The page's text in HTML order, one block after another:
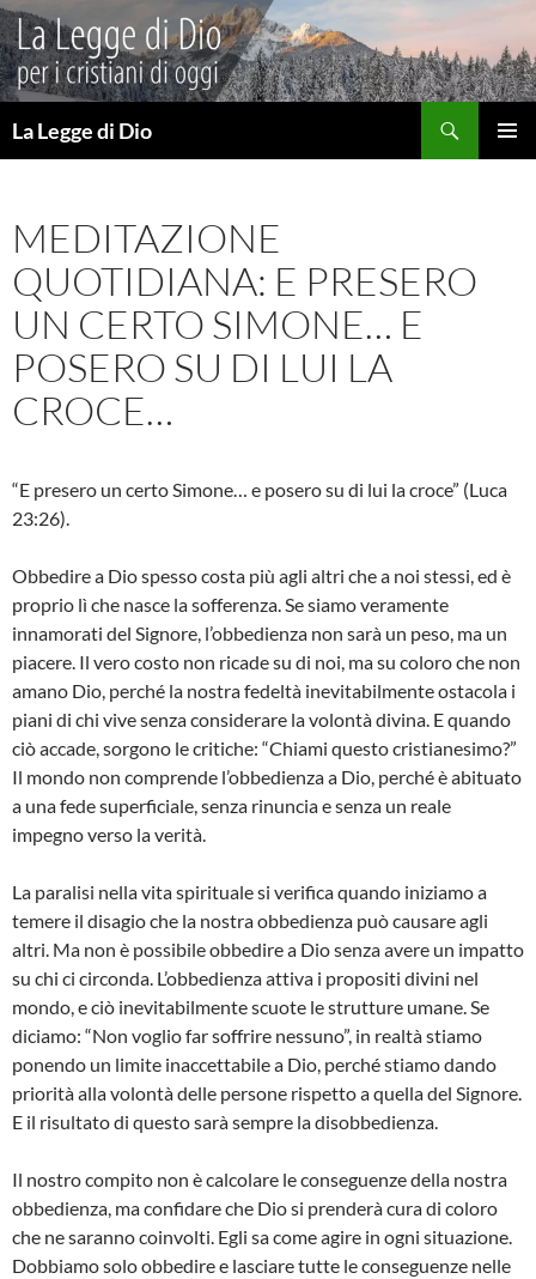
Vai
al
contenuto
La Legge di Dio
MEDITAZIONE
QUOTIDIANA: E PRESERO
UN CERTO SIMONE… E
POSERO SU DI LUI LA
CROCE…
“E presero un certo Simone… e posero su di lui la croce” (Luca
23:26).
Obbedire a Dio spesso costa più agli altri che a noi stessi, ed è
proprio lì che nasce la sofferenza. Se siamo veramente
innamorati del Signore, l’obbedienza non sarà un peso, ma un
piacere. Il vero costo non ricade su di noi, ma su coloro che non
amano Dio, perché la nostra fedeltà inevitabilmente ostacola i
piani di chi vive senza considerare la volontà divina. E quando
ciò accade, sorgono le critiche: “Chiami questo cristianesimo?”
Il mondo non comprende l’obbedienza a Dio, perché è abituato
a una fede superficiale, senza rinuncia e senza un reale
impegno verso la verità.
La paralisi nella vita spirituale si verifica quando iniziamo a
temere il disagio che la nostra obbedienza può causare agli
altri. Ma non è possibile obbedire a Dio senza avere un impatto
su chi ci circonda. L’obbedienza attiva i propositi divini nel
mondo, e ciò inevitabilmente scuote le strutture umane. Se
diciamo: “Non voglio far soffrire nessuno”, in realtà stiamo
ponendo un limite inaccettabile a Dio, perché stiamo dando
priorità alla volontà delle persone rispetto a quella del Signore.
E il risultato di questo sarà sempre la disobbedienza.
Il nostro compito non è calcolare le conseguenze della nostra
obbedienza, ma confidare che Dio si prenderà cura di coloro
che ne saranno coinvolti. Egli sa come agire in ogni situazione.
Dobbiamo solo obbedire e lasciare tutte le conseguenze nelle